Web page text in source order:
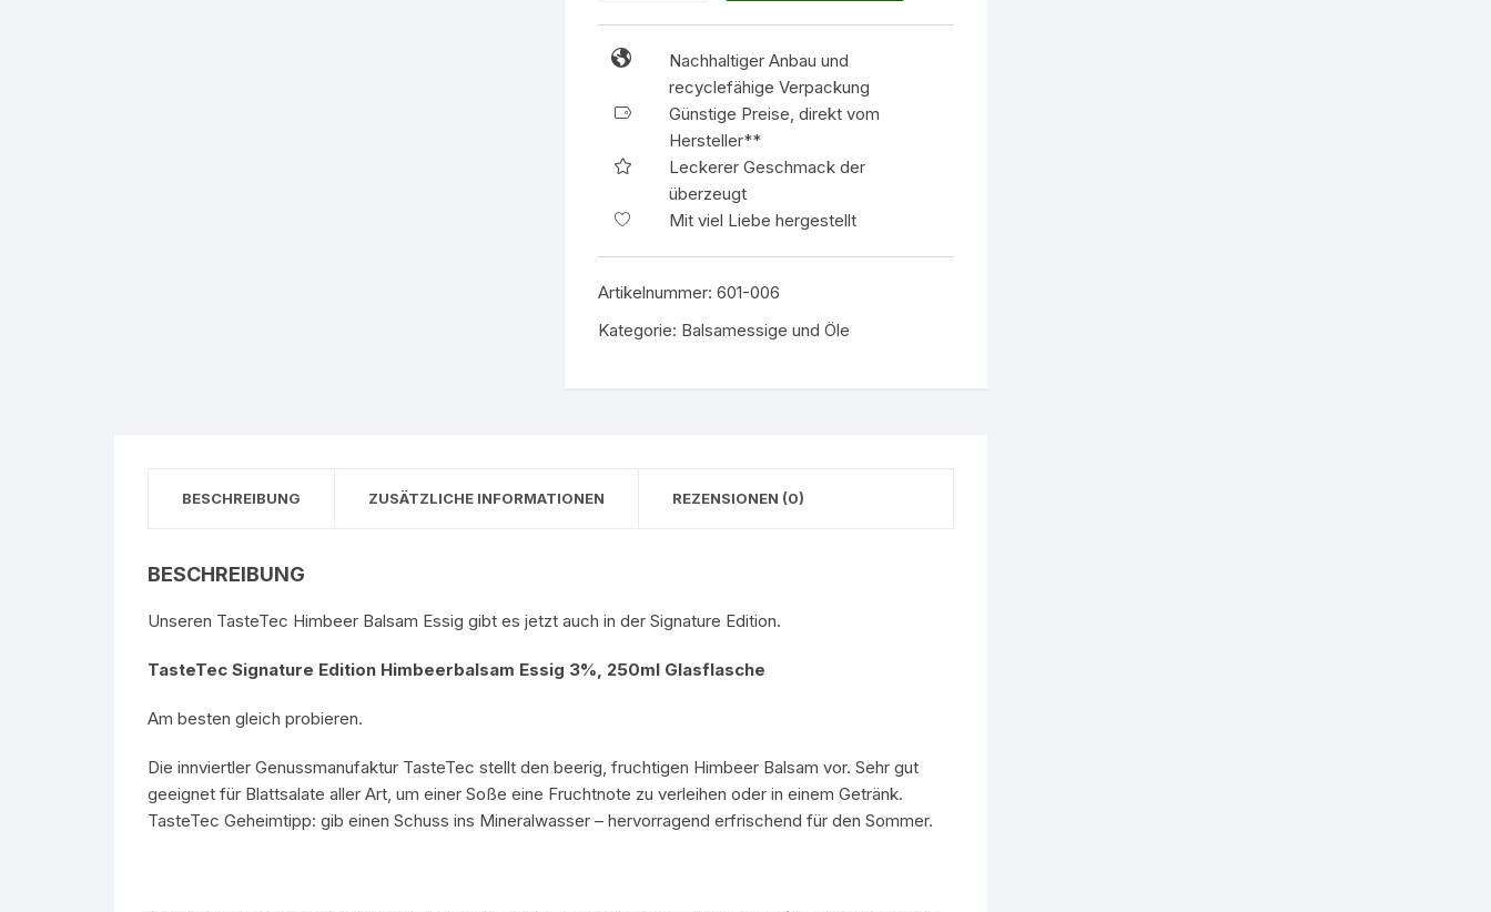
Essig
3%,
Glas-
mit
Ausgießer
Menge
Nachhaltiger Anbau und
recyclefähige Verpackung
Günstige Preise, direkt vom
Hersteller**
Leckerer Geschmack der
überzeugt
Mit viel Liebe hergestellt
Artikelnummer:601-006
Kategorie: Balsamessige und Öle
BESCHREIBUNG ZUSÄTZLICHE INFORMATIONEN REZENSIONEN (0)
BESCHREIBUNG
Unseren TasteTec Himbeer Balsam Essig gibt es jetzt auch in der Signature Edition.
TasteTec Signature Edition Himbeerbalsam Essig 3%, 250ml Glasflasche
Am besten gleich probieren.
Die innviertler Genussmanufaktur TasteTec stellt den beerig, fruchtigen Himbeer Balsam vor. Sehr gut
geeignet für Blattsalate aller Art, um einer Soße eine Fruchtnote zu verleihen oder in einem Getränk.
TasteTec Geheimtipp: gib einen Schuss ins Mineralwasser – hervorragend erfrischend für den Sommer.